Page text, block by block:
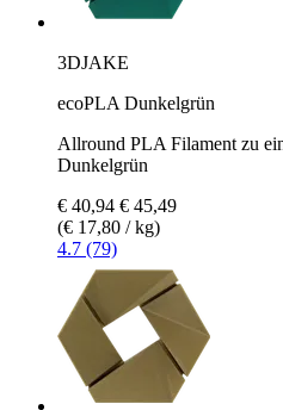
3DJAKE
ecoPLA Dunkelgrün
Allround PLA Filament zu
Dunkelgrün
€ 40,94 € 45,49
(€ 17,80 / kg)
4.7 (79)